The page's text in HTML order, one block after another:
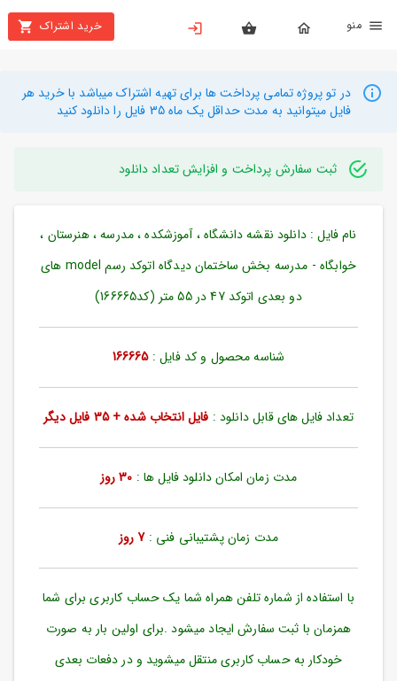
خرید اشتراک
بستن
محصولات
تهیه
راهنما
دانلود
خرید
ها
به
نام
مندی
ها
در تو پروژه تمامی پرداخت ها برای تهیه اشتراک میباشد با خرید هر
فایل میتوانید به مدت حداقل یک ماه 35 فایل را دانلود کنید
ثبت سفارش پرداخت و افزایش تعداد دانلود
نام فایل : دانلود نقشه دانشگاه ، آموزشکده ، مدرسه ، هنرستان ،
خوابگاه - مدرسه بخش ساختمان دیدگاه اتوکد رسم model های
دو بعدی اتوکد 47 در 55 متر (کد166665)
شناسه محصول و کد فایل :166665
تعداد فایل های قابل دانلود : فایل انتخاب شده + 35 فایل دیگر
مدت زمان امکان دانلود فایل ها : 30 روز
مدت زمان پشتیبانی فنی :7 روز
با استفاده از شماره تلفن همراه شما یک حساب کاربری برای شما
همزمان با ثبت سفارش ایجاد میشود .برای اولین بار به صورت
خودکار به حساب کاربری منتقل میشوید و در دفعات بعدی